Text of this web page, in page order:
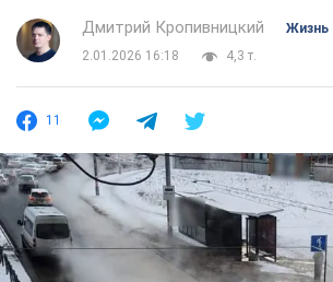
Дмитрий Кропивницкий
Жизнь
2.01.2026 16:18
4,3 т.
11